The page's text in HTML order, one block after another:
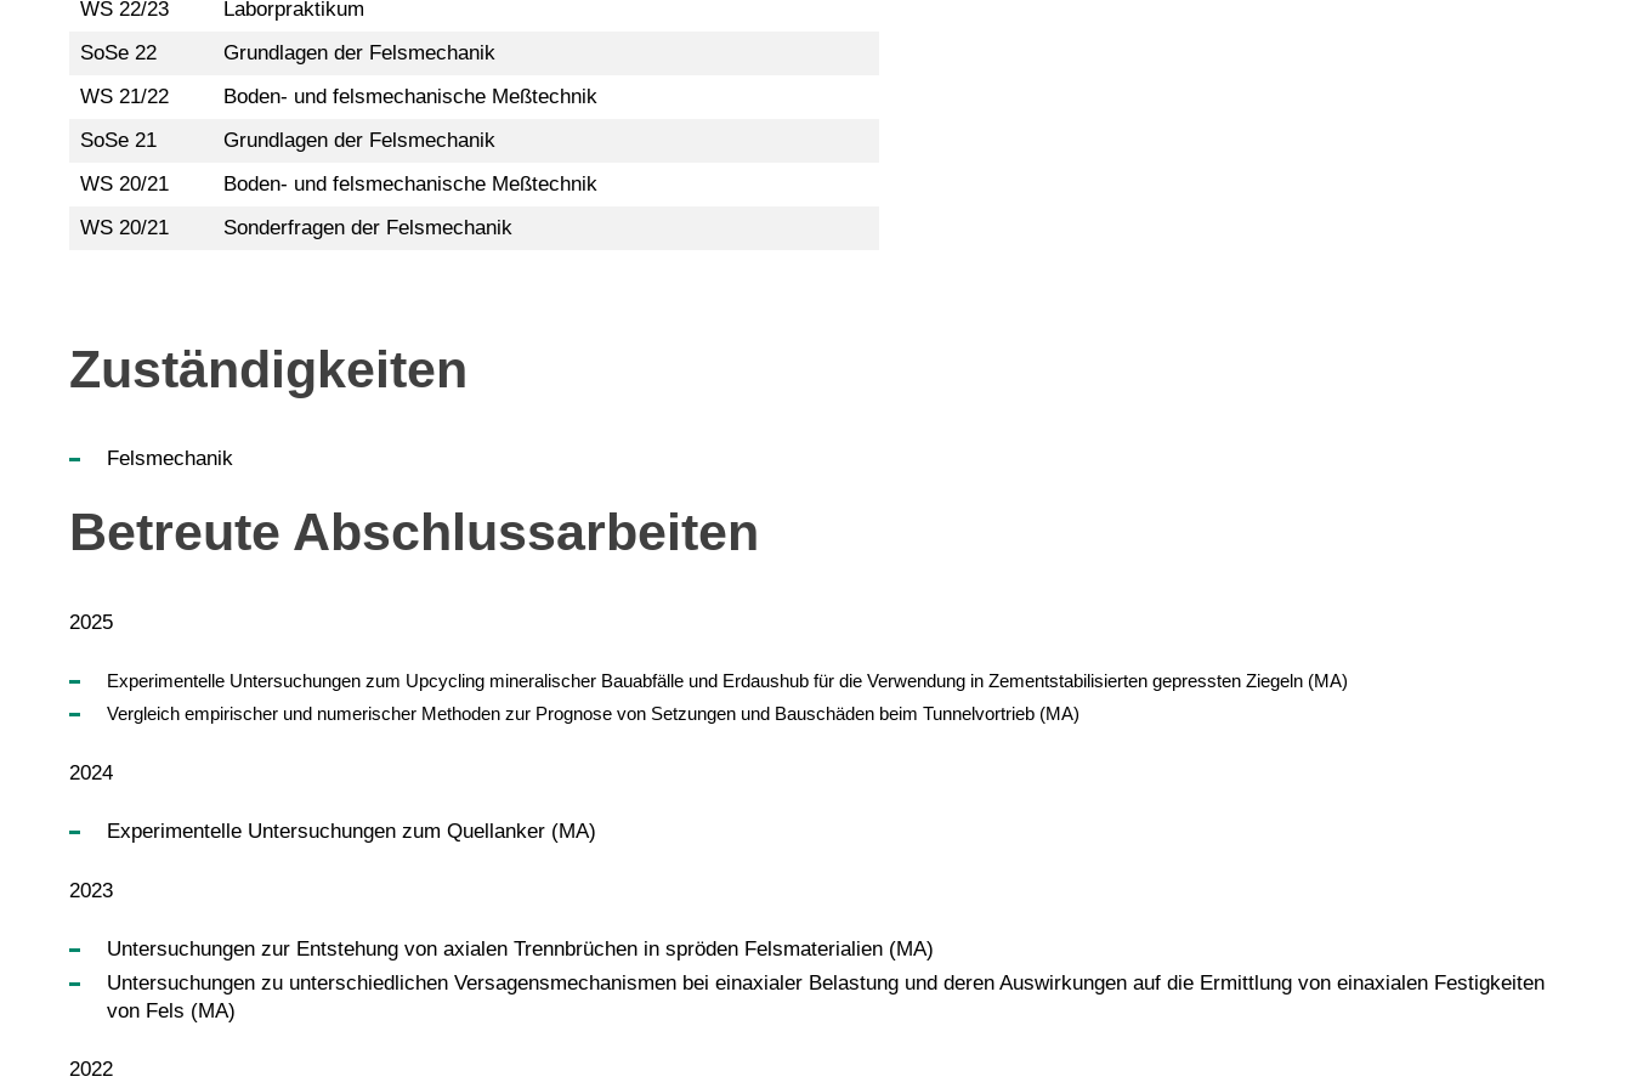
WS 22/23
Laborpraktikum
SoSe 22
Grundlagen der Felsmechanik
WS 21/22
Boden- und felsmechanische Meßtechnik
SoSe 21
Grundlagen der Felsmechanik
WS 20/21
Boden- und felsmechanische Meßtechnik
WS 20/21
Sonderfragen der Felsmechanik
Zuständigkeiten
Felsmechanik
Betreute Abschlussarbeiten
2025
Experimentelle Untersuchungen zum Upcycling mineralischer Bauabfälle und Erdaushub für die Verwendung in Zementstabilisierten gepressten Ziegeln (MA)
Vergleich empirischer und numerischer Methoden zur Prognose von Setzungen und Bauschäden beim Tunnelvortrieb (MA)
2024
Experimentelle Untersuchungen zum Quellanker (MA)
2023
Untersuchungen zur Entstehung von axialen Trennbrüchen in spröden Felsmaterialien (MA)
Untersuchungen zu unterschiedlichen Versagensmechanismen bei einaxialer Belastung und deren Auswirkungen auf die Ermittlung von einaxialen Festigkeiten
von Fels (MA)
2022